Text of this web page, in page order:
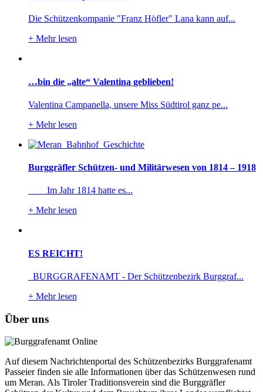
Die Schützenkompanie "Franz Höfler" Lana kann auf...
+ Mehr lesen
…bin die „alte“ Valentina geblieben!
Valentina Campanella, unsere Miss Südtirol ganz pe...
+ Mehr lesen
Burggräfler Schützen- und Militärwesen von 1814 – 1918
Im Jahr 1814 hatte es...
+ Mehr lesen
ES REICHT!
BURGGRAFENAMT - Der Schützenbezirk Burggraf...
+ Mehr lesen
Über uns
Auf diesem Nachrichtenportal des Schützenbezirks Burggrafenamt
Passeier finden sie alle Informationen über das Schützenwesen rund
um Meran. Als Tiroler Traditionsverein sind die Burggräfler